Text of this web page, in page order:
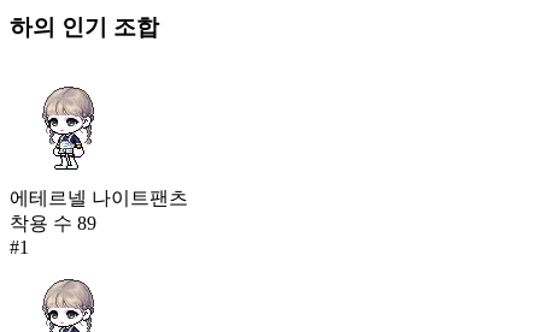
하의 인기 조합
에테르넬 나이트팬츠
착용 수 89
#1